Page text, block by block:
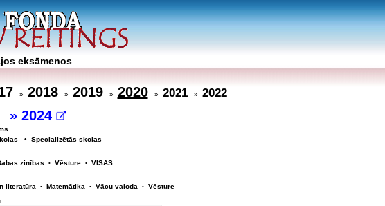
eksāmenos
» 2018» 2019» 2020» 2021» 2022
2024
• Specializētās skolas
zinības • Vēsture • VISAS
literatūra • Matemātika • Vācu valoda • Vēsture